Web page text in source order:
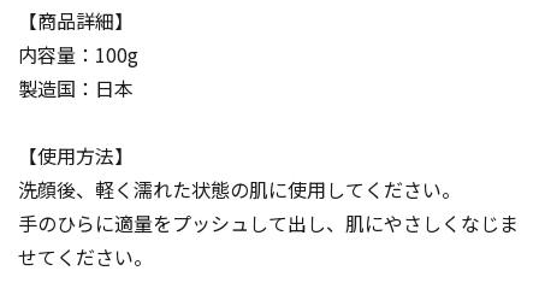
【商品詳細】
内容量：100g
製造国：日本
【使用方法】
洗顔後、軽く濡れた状態の肌に使用してください。
手のひらに適量をプッシュして出し、肌にやさしくなじま
せてください。